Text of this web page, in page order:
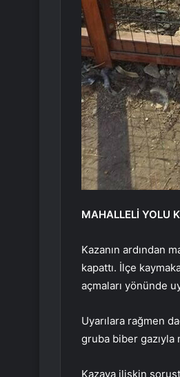
MAHALLELİ YOLU
Kazanın ardından
kapattı. İlçe
açmaları yönünde
Uyarılara rağmen
gruba biber gazıyla
Kazaya ilişkin